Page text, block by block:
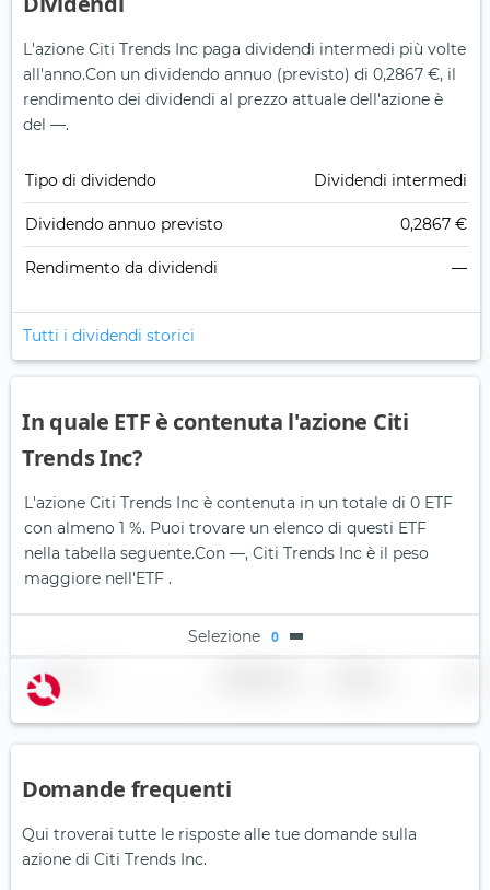
L'azione Citi Trends Inc paga dividendi intermedi più volte
all'anno.Con un dividendo annuo (previsto) di 0,2867 €, il
rendimento dei dividendi al prezzo attuale dell'azione è
del —.
Tipo di dividendo Dividendi intermedi
Dividendo annuo previsto 0,2867 €
Rendimento da dividendi —
Tutti i dividendi storici
In quale ETF è contenuta l'azione Citi
Trends Inc?
L'azione Citi Trends Inc è contenuta in un totale di 0 ETF
con almeno 1 %. Puoi trovare un elenco di questi ETF
nella tabella seguente.Con —, Citi Trends Inc è il peso
maggiore nell'ETF .
Selezione 0
Nome
Domande frequenti
Qui troverai tutte le risposte alle tue domande sulla
azione di Citi Trends Inc.